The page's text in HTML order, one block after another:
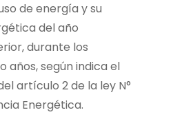
de energía y su
del año
durante los
años, según indica el
artículo 2 de la ley N°
Energética.